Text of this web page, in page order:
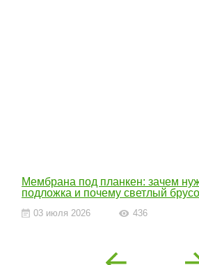
Мембрана под планкен: зачем
подложка и почему светлый
03 июля 2026 436
Previous